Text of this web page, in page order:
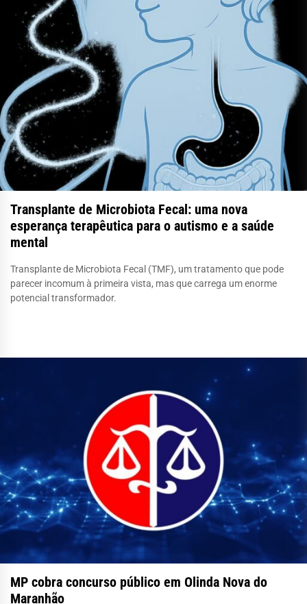
Transplante de Microbiota Fecal: uma nova
esperança terapêutica para o autismo e a saúde
mental
Transplante de Microbiota Fecal (TMF), um tratamento que pode
parecer incomum à primeira vista, mas que carrega um enorme
potencial transformador.
MP cobra concurso público em Olinda Nova do
Maranhão